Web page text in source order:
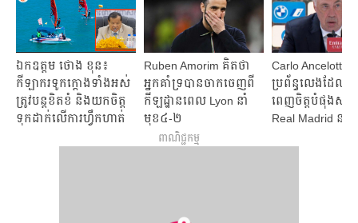
ឯកឧត្ដម​ ថោង​ ខុន៖​
កីឡាករ​ទូកក្តោង​ទាំង​អស់​
ត្រូវ​បន្ត​ខិតខំ​ និង​យកចិត្ត
ទុកដាក់​លើ​ការហ្វឹកហាត់​
Ruben Amorim គិត​ថា​
អ្នក​គាំទ្រ​​បាន​ចាក​ចេញ​ពី​
កីឡដ្ឋាន​​ពេល​ Lyon នាំ
មុខ​៤-២​
Carlo Ancelotti ប
ប្រព័ន្ធ​​លេង​ដែល​
ពេញ​ចិត្ត​បំផុង​សម្
Real Madrid នា​
ពាណិជ្ជកម្ម